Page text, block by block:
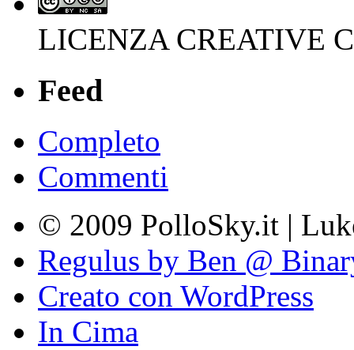
LICENZA CREATIVE
Feed
Completo
Commenti
© 2009 PolloSky.it |
Regulus by Ben @
Creato con WordPress
In Cima